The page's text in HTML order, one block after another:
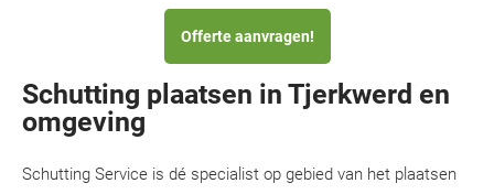
Offerte aanvragen!
Schutting plaatsen in Tjerkwerd en
omgeving
Schutting Service is dé specialist op gebied van het plaatsen